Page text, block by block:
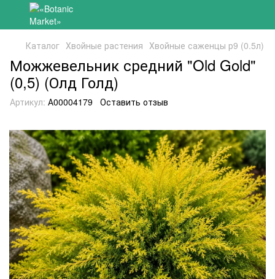
Каталог Хвойные растения Хвойные саженцы р9 (0.5л)
Можжевельник средний "Old Gold"
(0,5) (Олд Голд)
Артикул: А00004179 Оставить отзыв